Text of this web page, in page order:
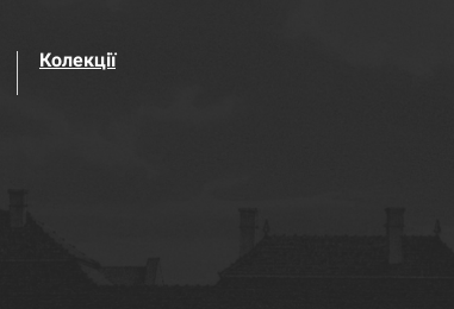
Колекції